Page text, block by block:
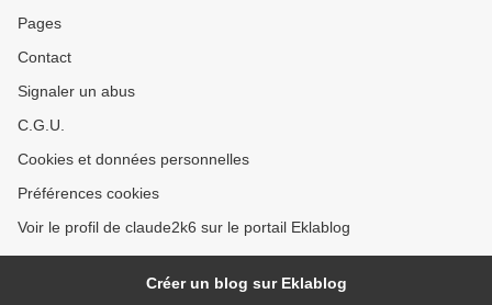
Pages
Contact
Signaler un abus
C.G.U.
Cookies et données personnelles
Préférences cookies
Voir le profil de claude2k6 sur le portail Eklablog
Créer un blog sur Eklablog